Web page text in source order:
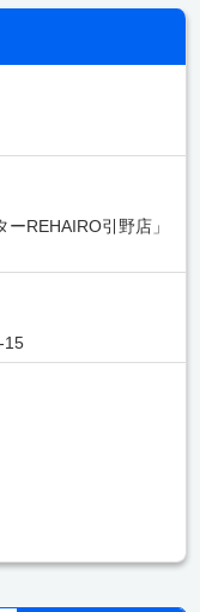
REHAIRO引野店」
15